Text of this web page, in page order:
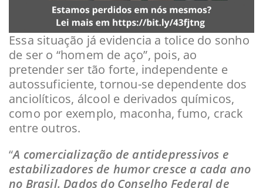
Essa situação já evidencia a tolice do sonho
de ser o “homem de aço”, pois, ao
pretender ser tão forte, independente e
autossuficiente, tornou-se dependente dos
anciolíticos, álcool e derivados químicos,
como por exemplo, maconha, fumo, crack
entre outros.
“A comercialização de antidepressivos e
estabilizadores de humor cresce a cada ano
no Brasil. Dados do Conselho Federal de